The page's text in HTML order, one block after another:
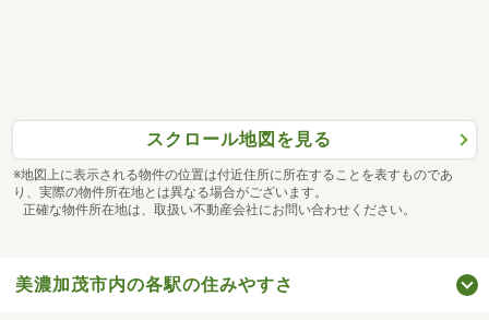
スクロール地図を見る
※地図上に表示される物件の位置は付近住所に所在することを表すものであ
り、実際の物件所在地とは異なる場合がございます。
正確な物件所在地は、取扱い不動産会社にお問い合わせください。
美濃加茂市内の各駅の住みやすさ